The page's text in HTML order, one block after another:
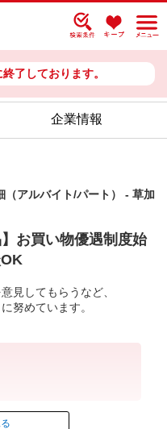
了しております。
企業情報
アルバイト/パート） - 草加
お買い物優遇制度始
見してもらうなど、
努めています。
・時間帯による）